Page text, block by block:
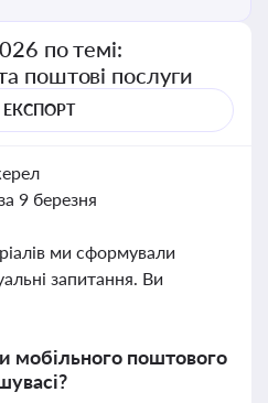
по темі:
поштові послуги
ЕКСПОРТ
9 березня
ми сформували
запитання. Ви
мобільного поштового